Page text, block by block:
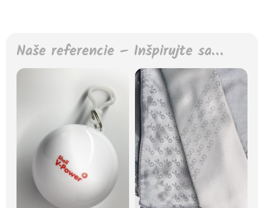
Naše referencie – Inšpirujte sa…